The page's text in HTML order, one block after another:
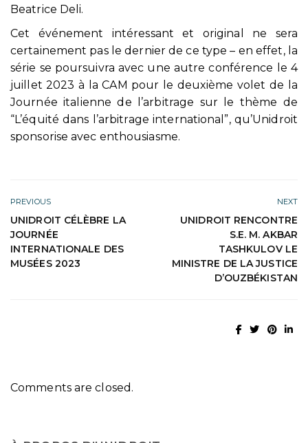
Beatrice Deli.
Cet événement intéressant et original ne sera
certainement pas le dernier de ce type – en effet, la
série se poursuivra avec une autre conférence le 4
juillet 2023 à la CAM pour le deuxième volet de la
Journée italienne de l’arbitrage sur le thème de
“L’équité dans l’arbitrage international”, qu’Unidroit
sponsorise avec enthousiasme.
PREVIOUS
UNIDROIT CÉLÈBRE LA
JOURNÉE
INTERNATIONALE DES
MUSÉES 2023
NEXT
UNIDROIT RENCONTRE
S.E. M. AKBAR
TASHKULOV LE
MINISTRE DE LA JUSTICE
D’OUZBÉKISTAN
Comments are closed.